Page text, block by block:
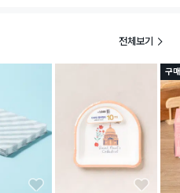
전체보기
구